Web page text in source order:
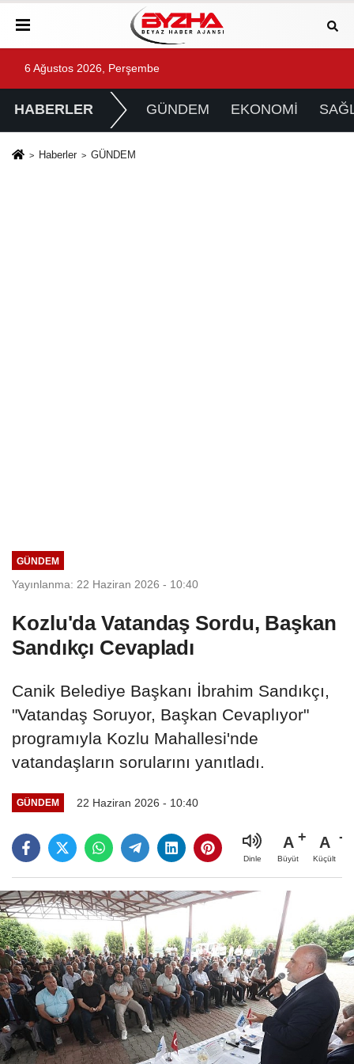
6 Ağustos 2026, Perşembe
HABERLER GÜNDEM EKONOMİ
Haberler GÜNDEM
GÜNDEM
Yayınlanma: 22 Haziran 2026 - 10:40
Kozlu'da Vatandaş Sordu, Başkan
Sandıkçı Cevapladı
Canik Belediye Başkanı İbrahim Sandıkçı,
"Vatandaş Soruyor, Başkan Cevaplıyor"
programıyla Kozlu Mahallesi'nde
vatandaşların sorularını yanıtladı.
GÜNDEM 22 Haziran 2026 - 10:40
Dinle
A
Büyüt
A
Küçült